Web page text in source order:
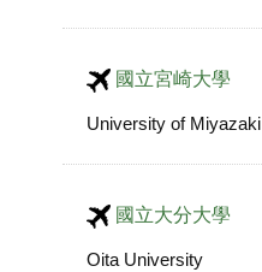
國立宮崎大學
University of Miyazaki
國立大分大學
Oita University